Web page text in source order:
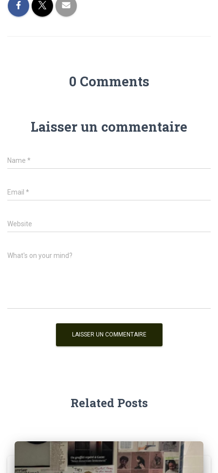
0 Comments
Laisser un commentaire
Name *
Email *
Website
What's on your mind?
Related Posts